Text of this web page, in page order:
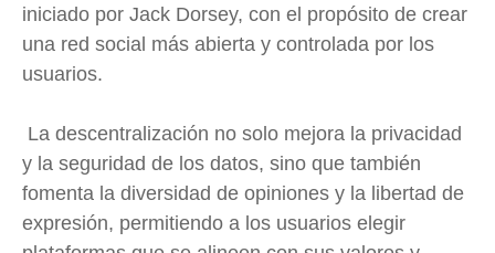
iniciado por Jack Dorsey, con el propósito de crear
una red social más abierta y controlada por los
usuarios.
La descentralización no solo mejora la privacidad
y la seguridad de los datos, sino que también
fomenta la diversidad de opiniones y la libertad de
expresión, permitiendo a los usuarios elegir